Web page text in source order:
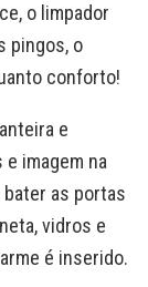
o limpador
pingos, o
conforto!
e
imagem na
as portas
vidros e
é inserido.